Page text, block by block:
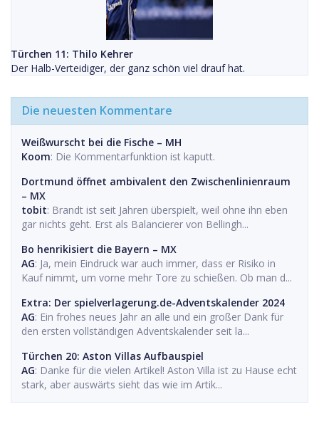
Türchen 11: Thilo Kehrer
Der Halb-Verteidiger, der ganz schön viel drauf hat.
Die neuesten Kommentare
Weißwurscht bei die Fische – MH
Koom: Die Kommentarfunktion ist kaputt.
Dortmund öffnet ambivalent den Zwischenlinienraum
– MX
tobit: Brandt ist seit Jahren überspielt, weil ohne ihn eben
gar nichts geht. Erst als Balancierer von Bellingh...
Bo henrikisiert die Bayern – MX
AG: Ja, mein Eindruck war auch immer, dass er Risiko in
Kauf nimmt, um vorne mehr Tore zu schießen. Ob man d...
Extra: Der spielverlagerung.de-Adventskalender 2024
AG: Ein frohes neues Jahr an alle und ein großer Dank für
den ersten vollständigen Adventskalender seit la...
Türchen 20: Aston Villas Aufbauspiel
AG: Danke für die vielen Artikel! Aston Villa ist zu Hause echt
stark, aber auswärts sieht das wie im Artik...